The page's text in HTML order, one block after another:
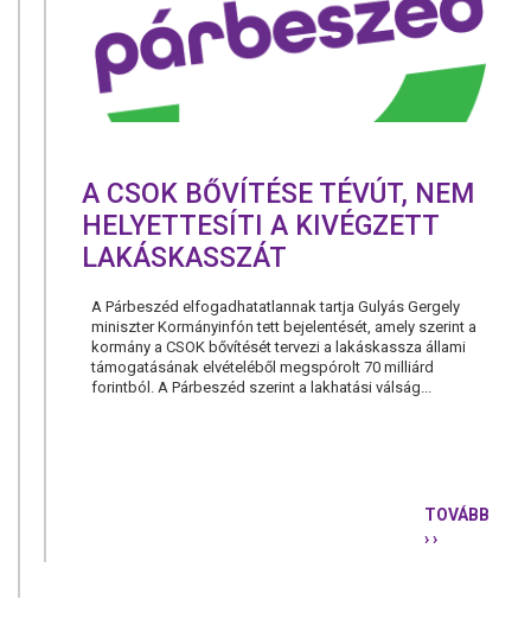
A CSOK BŐVÍTÉSE TÉVÚT, NEM
HELYETTESÍTI A KIVÉGZETT
LAKÁSKASSZÁT
A Párbeszéd elfogadhatatlannak tartja Gulyás Gergely
miniszter Kormányinfón tett bejelentését, amely szerint a
kormány a CSOK bővítését tervezi a lakáskassza állami
támogatásának elvételéből megspórolt 70 milliárd
forintból. A Párbeszéd szerint a lakhatási válság...
TOVÁBB
› ›